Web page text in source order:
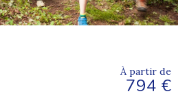
À partir de
794 €